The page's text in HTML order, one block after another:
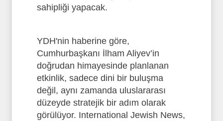
sahipliği yapacak.
YDH'nin haberine göre,
Cumhurbaşkanı İlham Aliyev’in
doğrudan himayesinde planlanan
etkinlik, sadece dini bir buluşma
değil, aynı zamanda uluslararası
düzeyde stratejik bir adım olarak
görülüyor. International Jewish News,